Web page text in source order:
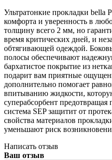
Ультратонкие прокладки bella
комфорта и уверенность в
толщину всего 2 мм, но
время критических дней, и
обтягивающей одеждой.
полосы обеспечивают
бархатистое покрытие из
подарит вам приятные
дополнительно помогает
впитыванию жидкости,
суперабсорбент предотвращая
система SEP защитит от
свойства материалов
уменьшают риск
Написать отзыв
Ваш отзыв